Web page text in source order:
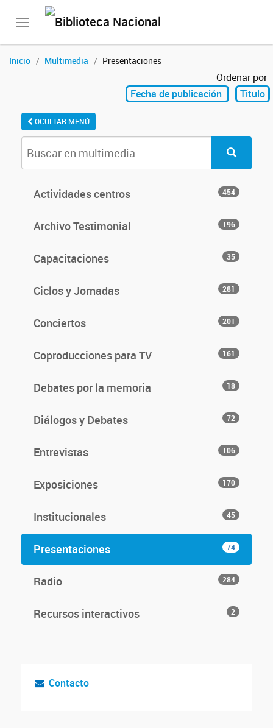
Toggle
Inicio Multimedia Presentaciones
Ordenar por
Fecha de publicación
Titulo
OCULTAR MENÚ
Actividades centros 454
Archivo Testimonial 196
Capacitaciones 35
Ciclos y Jornadas 281
Conciertos 201
Coproducciones para TV 161
Debates por la memoria 18
Diálogos y Debates 72
Entrevistas 106
Exposiciones 170
Institucionales 45
Presentaciones 74
Radio 284
Recursos interactivos 2
Contacto